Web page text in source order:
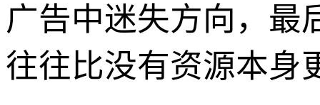
广告中迷失方向，最
往往比没有资源本身